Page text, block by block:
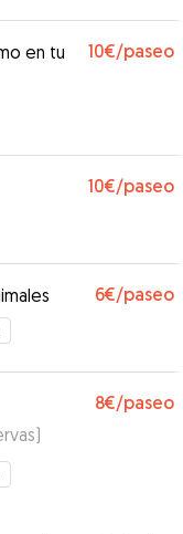
en tu
10€/paseo
10€/paseo
6€/paseo
8€/paseo
)